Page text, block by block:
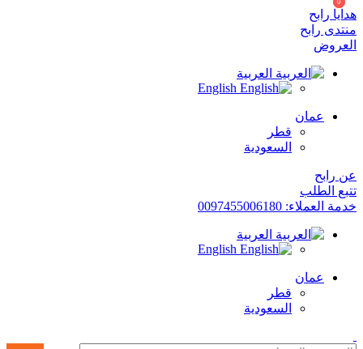
هدايا رابح
منتدى رابح
العروض
العربية
English
عمان
قطر
السعودية
عن رابح
تتبع الطلب
خدمة العملاء: 0097455006180
العربية
English
عمان
قطر
السعودية
00